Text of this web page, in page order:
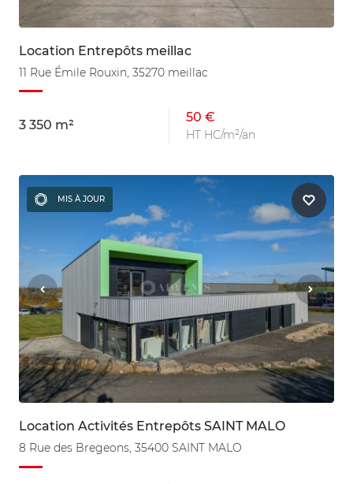
Location Entrepôts meillac
11 Rue Émile Rouxin, 35270 meillac
3 350 m²
50 €
HT HC/m²/an
MIS À JOUR
Location Activités Entrepôts SAINT MALO
8 Rue des Bregeons, 35400 SAINT MALO